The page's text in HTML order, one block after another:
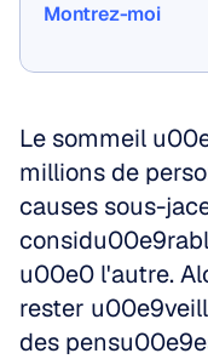
Montrez-moi
Le sommeil
millions de
causes sous-
u00e0 l'autre.
rester
des